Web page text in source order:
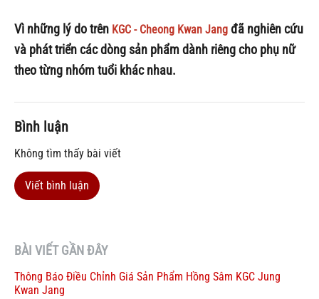
Vì những lý do trên KGC - Cheong Kwan Jang đã nghiên cứu
và phát triển các dòng sản phẩm dành riêng cho phụ nữ
theo từng nhóm tuổi khác nhau.
Bình luận
Không tìm thấy bài viết
Viết bình luận
BÀI VIẾT GẦN ĐÂY
Thông Báo Điều Chỉnh Giá Sản Phẩm Hồng Sâm KGC Jung
Kwan Jang